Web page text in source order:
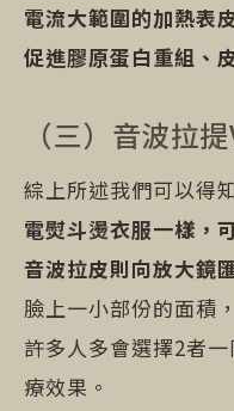
電流大範圍的加熱表
促進膠原蛋白重組、
（三）音波拉
綜上所述我們可以得
電熨斗燙衣服一樣，
音波拉皮則向放大鏡
臉上一小部份的面積
許多人多會選擇2者
療效果。